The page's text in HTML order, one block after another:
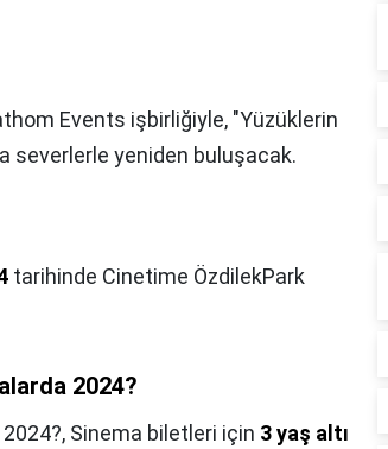
Events işbirliğiyle, "Yüzüklerin
severlerle yeniden buluşacak.
tarihinde Cinetime ÖzdilekPark
2024?
Sinema biletleri için 3 yaş altı